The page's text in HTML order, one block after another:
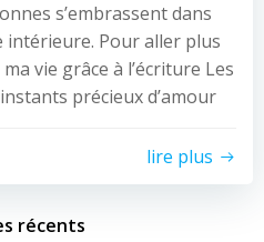
s’embrassent dans
intérieure. Pour aller plus
vie grâce à l’écriture Les
précieux d’amour
lire plus
récents